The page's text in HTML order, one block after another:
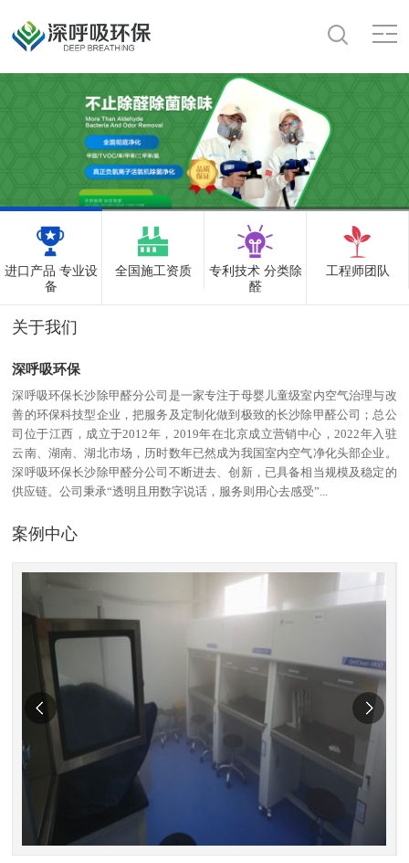
进口产品 专业设
备
全国施工资质
专利技术 分类除
醛
工程师团队
关于我们
深呼吸环保
深呼吸环保长沙除甲醛分公司是一家专注于母婴儿童级室内空气治理与改
善的环保科技型企业，把服务及定制化做到极致的长沙除甲醛公司；总公
司位于江西，成立于2012年，2019年在北京成立营销中心，2022年入驻
云南、湖南、湖北市场，历时数年已然成为我国室内空气净化头部企业。
深呼吸环保长沙除甲醛分公司不断进去、创新，已具备相当规模及稳定的
供应链。公司秉承“透明且用数字说话，服务则用心去感受”...
案例中心